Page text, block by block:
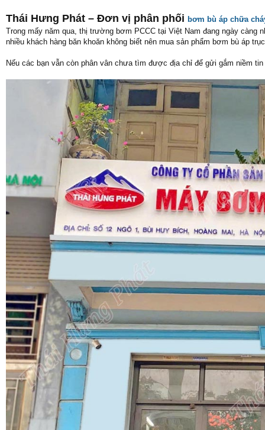
Thái Hưng Phát – Đơn vị phân phối bơm bù áp chữa
Trong mấy năm qua, thị trường bơm PCCC tại Việt Nam đang ngày càng
nhiều khách hàng băn khoăn không biết nên mua sản phẩm bơm bù áp
Nếu các bạn vẫn còn phân vân chưa tìm được địa chỉ để gửi gắm niềm